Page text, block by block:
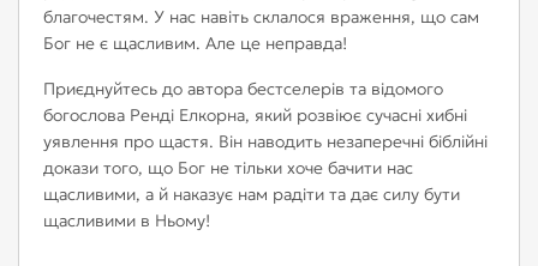
благочестям. У нас навіть склалося враження, що сам
Бог не є щасливим. Але це неправда!
Приєднуйтесь до автора бестселерів та відомого
богослова Ренді Елкорна, який розвіює сучасні хибні
уявлення про щастя. Він наводить незаперечні біблійні
докази того, що Бог не тільки хоче бачити нас
щасливими, а й наказує нам радіти та дає силу бути
щасливими в Ньому!